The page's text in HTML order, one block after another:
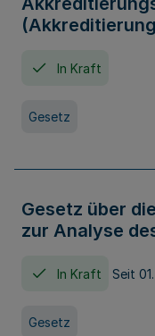
In Kraft
Gesetz
Gesetz über
zur Analyse
In Kraft Seit
Gesetz